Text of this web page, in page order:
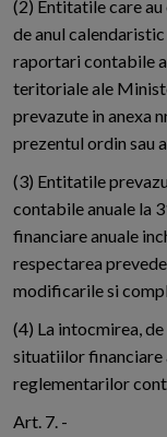
(2) Entitatile care
de anul
raportari contabile
teritoriale ale
prevazute in anexa
prezentul ordin sau
(3) Entitatile
contabile anuale la
financiare anuale
respectarea
modificarile si
(4) La intocmirea,
situatiilor financiare
reglementarilor
Art. 7. -